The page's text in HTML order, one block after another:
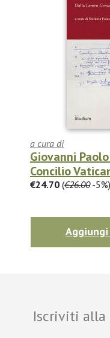
a cura di
Giovanni
Concilio
€24.70 (€26.00-5%)
Iscriviti alla